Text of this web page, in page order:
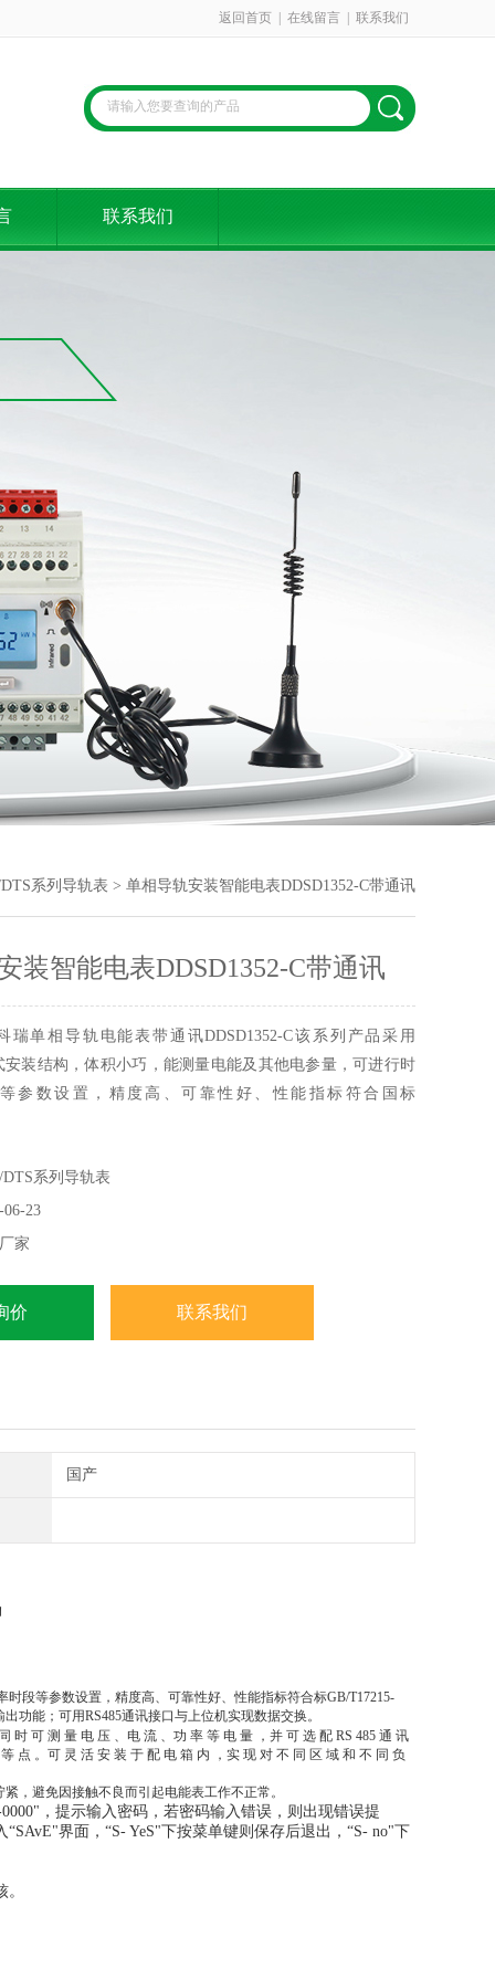
返回首页 在线留言 联系我们
联系我们
系列导轨表 > 单相导轨安装智能电表DDSD1352-C带通讯
装智能电表DDSD1352-C带通讯
瑞单相导轨电能表带通讯DDSD1352-C该系列产品采用
安装结构，体积小巧，能测量电能及其他电参量，可进行时
参数设置，精度高、可靠性好、性能指标符合国标
系列导轨表
23
家
价 联系我们
国产
段等参数设置，精度高、可靠性好、性能指标符合标GB/T17215-
功能；可用RS485通讯接口与上位机实现数据交换。
时 可 测 量 电 压 、电 流 、功 率 等 电 量 ，并 可 选 配 RS 485 通 讯
点 。可 灵 活 安 装 于 配 电 箱 内 ，实 现 对 不 同 区 域 和 不 同 负
，避免因接触不良而引起电能表工作不正常。
，提示输入密码，若密码输入错误，则出现错误提
界面，“S- YeS"下按菜单键则保存后退出，“S- no"下